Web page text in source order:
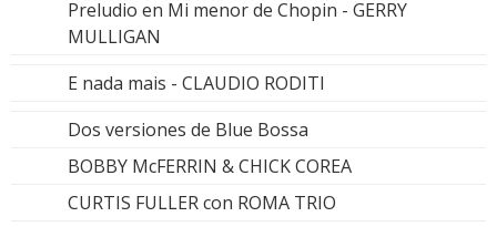
Preludio en Mi menor de Chopin - GERRY
MULLIGAN
E nada mais - CLAUDIO RODITI
Dos versiones de Blue Bossa
BOBBY McFERRIN & CHICK COREA
CURTIS FULLER con ROMA TRIO